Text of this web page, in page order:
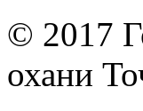
© 2017
охани